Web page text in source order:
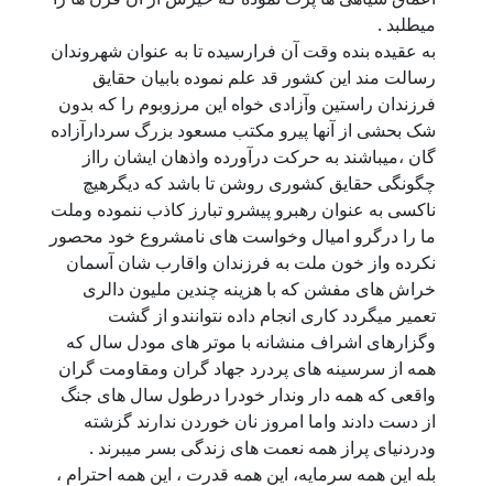
میطلبد .
به عقیده بنده وقت آن فرارسیده تا به عنوان شهروندان
رسالت مند این کشور قد علم نموده بابیان حقایق
فرزندان راستین وآزادی خواه این مرزوبوم را که بدون
شک بحشی از آنها پیرو مکتب مسعود بزرگ سردارآزاده
گان ،میباشند به حرکت درآورده واذهان ایشان رااز
چگونگی حقایق کشوری روشن تا باشد که دیگرهیچ
ناکسی به عنوان رهبرو پیشرو تبارز کاذب ننموده وملت
ما را درگرو امیال وخواست های نامشروع خود محصور
نکرده واز خون ملت به فرزندان واقارب شان آسمان
خراش های مفشن که با هزینه چندین ملیون دالری
تعمیر میگردد کاری انجام داده نتوانندو از گشت
وگزارهای اشراف منشانه با موتر های مودل سال که
همه از سرسینه های پردرد جهاد گران ومقاومت گران
واقعی که همه دار وندار خودرا درطول سال های جنگ
از دست دادند واما امروز نان خوردن ندارند گزشته
ودردنیای پراز همه نعمت های زندگی بسر میبرند .
بله این همه سرمایه، این همه قدرت ، این همه احترام ،